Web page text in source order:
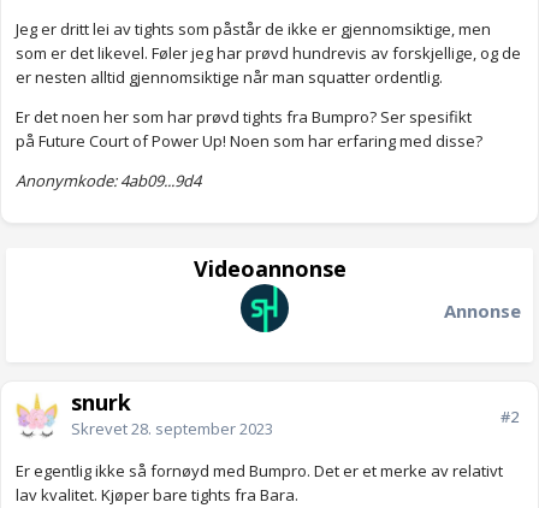
Jeg er dritt lei av tights som påstår de ikke er gjennomsiktige, men
som er det likevel. Føler jeg har prøvd hundrevis av forskjellige, og de
er nesten alltid gjennomsiktige når man squatter ordentlig.
Er det noen her som har prøvd tights fra Bumpro? Ser spesifikt
på Future Court of Power Up! Noen som har erfaring med disse?
Anonymkode: 4ab09...9d4
Videoannonse
Annonse
snurk
Skrevet28. september 2023
#2
Er egentlig ikke så fornøyd med Bumpro. Det er et merke av relativt
lav kvalitet. Kjøper bare tights fra Bara.